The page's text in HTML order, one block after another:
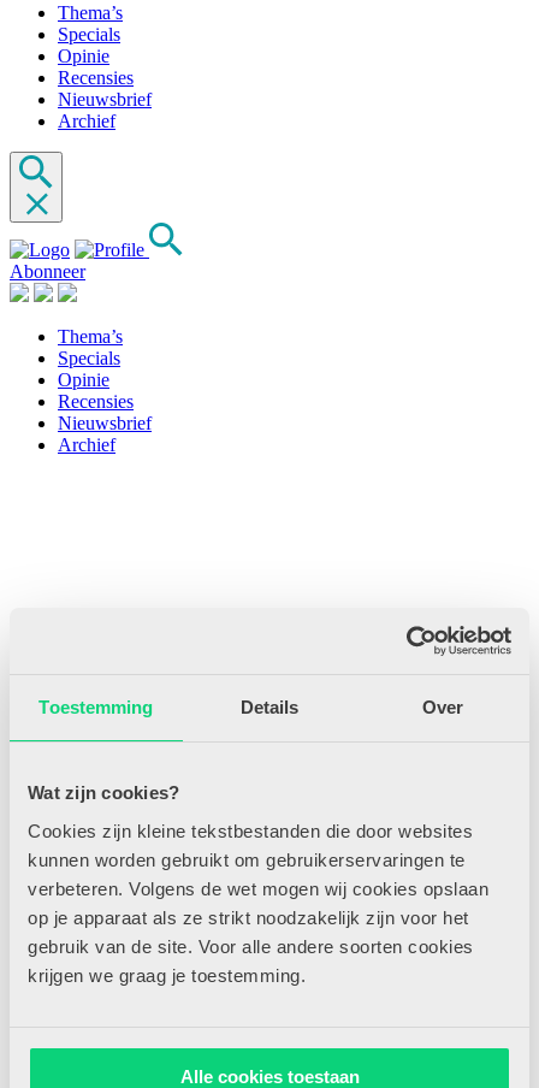
Toestemming Details Over
Wat zijn cookies?
Cookies zijn kleine tekstbestanden die door websites
kunnen worden gebruikt om gebruikerservaringen te
verbeteren. Volgens de wet mogen wij cookies opslaan
op je apparaat als ze strikt noodzakelijk zijn voor het
gebruik van de site. Voor alle andere soorten cookies
krijgen we graag je toestemming.
Alle cookies toestaan
Thema’s
Specials
Opinie
Recensies
Nieuwsbrief
Archief
Abonneer
Thema’s
Specials
Opinie
Recensies
Nieuwsbrief
Archief